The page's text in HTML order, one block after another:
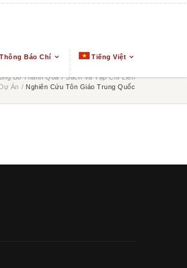
Báo Chí Tiếng Việt
Bố Thành Quả / Sách Và Tạp Chí Liên
Án / Nghiên Cứu Tôn Giáo Trung Quốc